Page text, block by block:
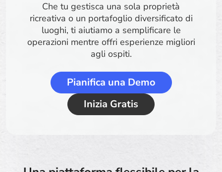
Che tu gestisca una sola proprietà
ricreativa o un portafoglio diversificato di
luoghi, ti aiutiamo a semplificare le
operazioni mentre offri esperienze migliori
agli ospiti.
Pianifica una Demo
Inizia Gratis